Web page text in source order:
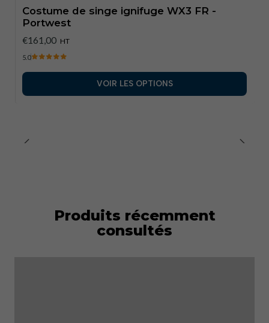
Costume de singe ignifuge WX3 FR -
Portwest
€161,00 HT
5.0
VOIR LES OPTIONS
Produits récemment
consultés